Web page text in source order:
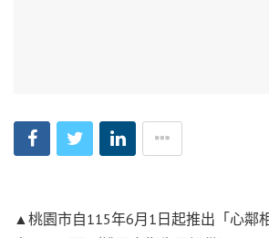
▲桃園市自115年6月1日起推出「心鄰